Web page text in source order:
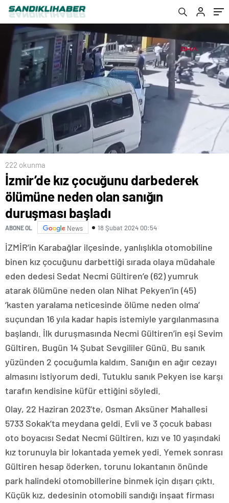
222 okunma
İzmir’de kız çocuğunu darbederek
ölümüne neden olan sanığın
duruşması başladı
ABONE OL News 18 Şubat 2024 00:54
İZMİR’in Karabağlar ilçesinde, yanlışlıkla otomobiline
binen kız çocuğunu darbettiği sırada olaya müdahale
eden dedesi Sedat Necmi Gültiren’e (62) yumruk
atarak ölümüne neden olan Nihat Pekyen’in (45)
‘kasten yaralama neticesinde ölüme neden olma’
suçundan 16 yıla kadar hapis istemiyle yargılanmasına
başlandı. İlk duruşmasında Necmi Gültiren’in eşi Sevim
Gültiren, Bugün 14 Şubat Sevgililer Günü. Bu sanık
yüzünden 2 çocuğumla kaldım. Sanığın en ağır cezayı
almasını istiyorum dedi. Tutuklu sanık Pekyen ise karşı
tarafın kendisine küfür ettiğini söyledi.
Olay, 22 Haziran 2023’te, Osman Aksüner Mahallesi
5733 Sokak’ta meydana geldi. Evli ve 3 çocuk babası
oto boyacısı Sedat Necmi Gültiren, kızı ve 10 yaşındaki
kız torunuyla bir lokantada yemek yedi. Yemek sonrası
Gültiren hesap öderken, torunu lokantanın önünde
park halindeki otomobillerine binmek için dışarı çıktı.
Küçük kız, dedesinin otomobili sandığı inşaat firması